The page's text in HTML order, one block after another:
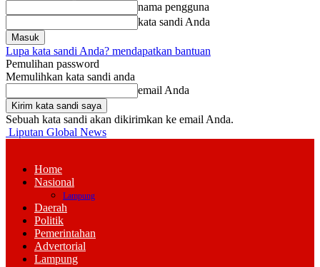
nama pengguna
kata sandi Anda
Lupa kata sandi Anda? mendapatkan bantuan
Pemulihan password
Memulihkan kata sandi anda
email Anda
Sebuah kata sandi akan dikirimkan ke email Anda.
Liputan Global News
Home
Nasional
Lampung
Daerah
Politik
Pemerintahan
Advertorial
Lampung